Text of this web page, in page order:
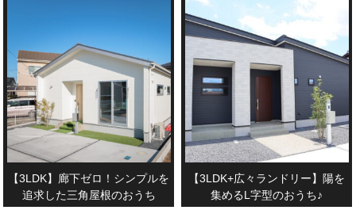
【3LDK】廊下ゼロ！シンプルを
追求した三角屋根のおうち
【3LDK+広々ランドリー】陽を
集めるL字型のおうち♪